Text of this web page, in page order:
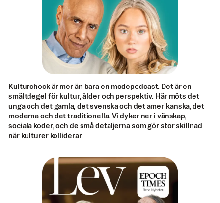
Kulturchock är mer än bara en modepodcast. Det är en
smältdegel för kultur, ålder och perspektiv. Här möts det
unga och det gamla, det svenska och det amerikanska, det
moderna och det traditionella. Vi dyker ner i vänskap,
sociala koder, och de små detaljerna som gör stor skillnad
när kulturer kolliderar.